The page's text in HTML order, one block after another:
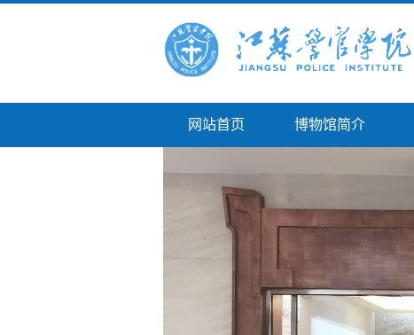
网站首页 博物馆简介